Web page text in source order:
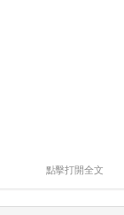
點擊打開全文